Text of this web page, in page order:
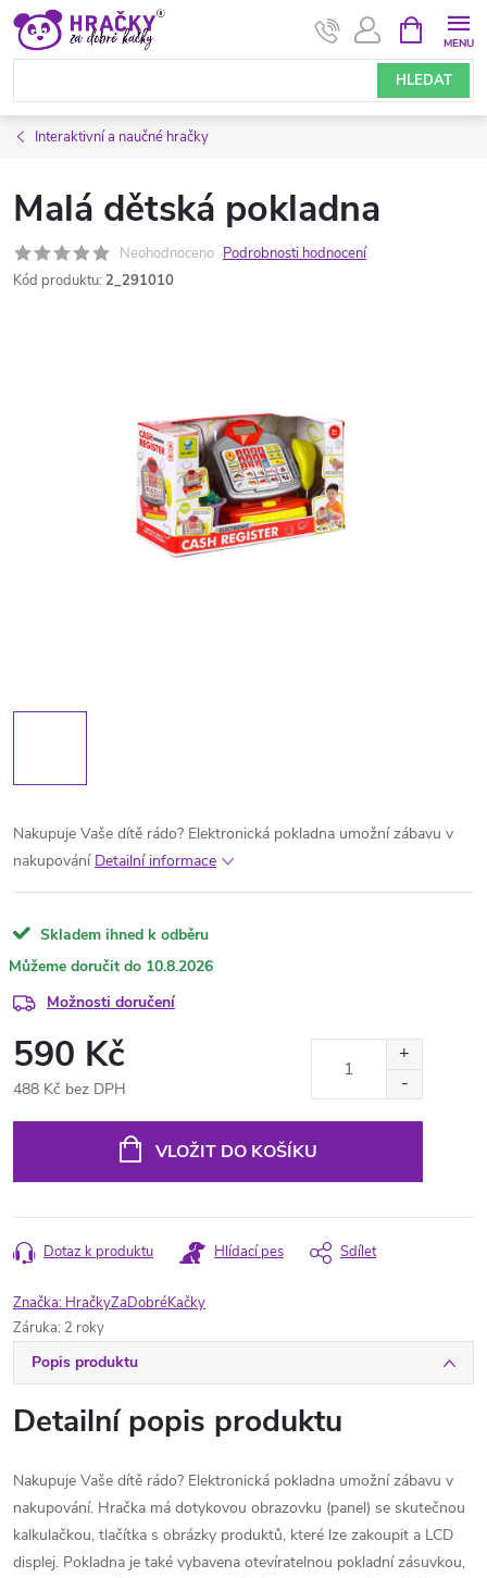
Přejít
obsah
HLEDAT
NÁKUPNÍ
KOŠÍK
Interaktivní a naučné hračky
Malá dětská pokladna
Neohodnoceno Podrobnosti hodnocení
Kód produktu: 2_291010
Nakupuje Vaše dítě rádo? Elektronická pokladna umožní zábavu v
nakupování Detailní informace
Skladem ihned k odběru
10.8.2026
Možnosti doručení
590 Kč
488 Kč bez DPH
VLOŽIT DO KOŠÍKU
Dotaz k produktu Hlídací pes Sdílet
Značka: HračkyZaDobréKačky
Záruka: 2 roky
Popis produktu
Detailní popis produktu
Nakupuje Vaše dítě rádo? Elektronická pokladna umožní zábavu v
nakupování. Hračka má dotykovou obrazovku (panel) se skutečnou
kalkulačkou, tlačítka s obrázky produktů, které lze zakoupit a LCD
displej. Pokladna je také vybavena otevíratelnou pokladní zásuvkou,